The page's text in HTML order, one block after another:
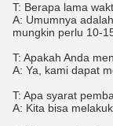
T: Berapa lama
A: Umumnya
mungkin perlu 10-
T: Apakah Anda
A: Ya, kami dapat
T: Apa syarat
A: Kita bisa